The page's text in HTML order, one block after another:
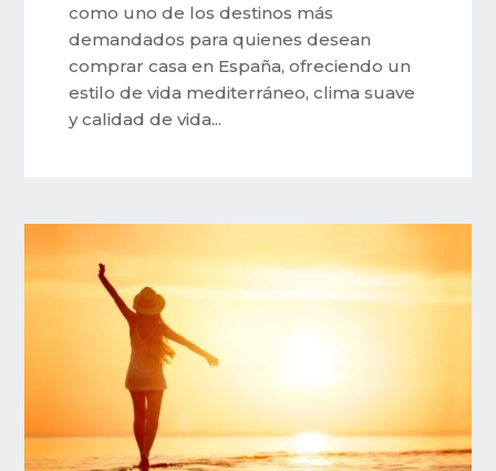
como uno de los destinos más
demandados para quienes desean
comprar casa en España, ofreciendo un
estilo de vida mediterráneo, clima suave
y calidad de vida...